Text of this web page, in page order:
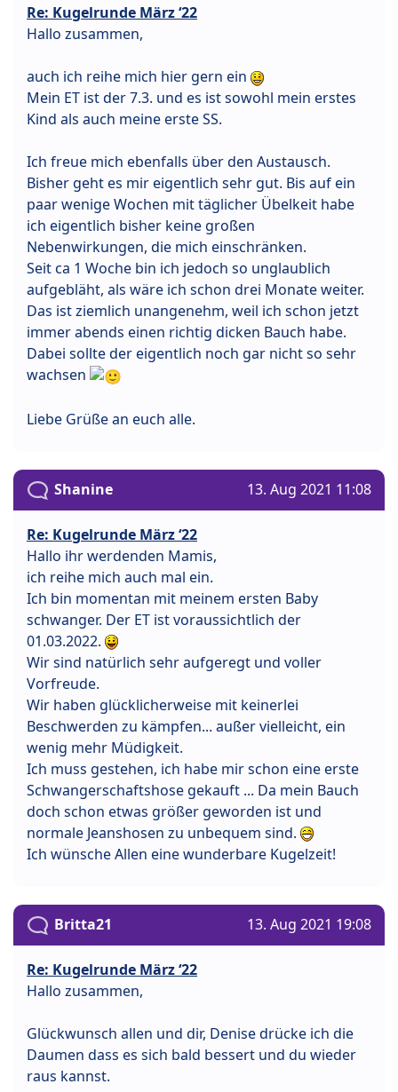
Re: Kugelrunde März ‘22
Hallo zusammen,
auch ich reihe mich hier gern ein
Mein ET ist der 7.3. und es ist sowohl mein erstes
Kind als auch meine erste SS.
Ich freue mich ebenfalls über den Austausch.
Bisher geht es mir eigentlich sehr gut. Bis auf ein
paar wenige Wochen mit täglicher Übelkeit habe
ich eigentlich bisher keine großen
Nebenwirkungen, die mich einschränken.
Seit ca 1 Woche bin ich jedoch so unglaublich
aufgebläht, als wäre ich schon drei Monate weiter.
Das ist ziemlich unangenehm, weil ich schon jetzt
immer abends einen richtig dicken Bauch habe.
Dabei sollte der eigentlich noch gar nicht so sehr
wachsen
Liebe Grüße an euch alle.
Shanine 13. Aug 2021 11:08
Re: Kugelrunde März ‘22
Hallo ihr werdenden Mamis,
ich reihe mich auch mal ein.
Ich bin momentan mit meinem ersten Baby
schwanger. Der ET ist voraussichtlich der
01.03.2022.
Wir sind natürlich sehr aufgeregt und voller
Vorfreude.
Wir haben glücklicherweise mit keinerlei
Beschwerden zu kämpfen... außer vielleicht, ein
wenig mehr Müdigkeit.
Ich muss gestehen, ich habe mir schon eine erste
Schwangerschaftshose gekauft ... Da mein Bauch
doch schon etwas größer geworden ist und
normale Jeanshosen zu unbequem sind.
Ich wünsche Allen eine wunderbare Kugelzeit!
Britta21 13. Aug 2021 19:08
Re: Kugelrunde März ‘22
Hallo zusammen,
Glückwunsch allen und dir, Denise drücke ich die
Daumen dass es sich bald bessert und du wieder
raus kannst.